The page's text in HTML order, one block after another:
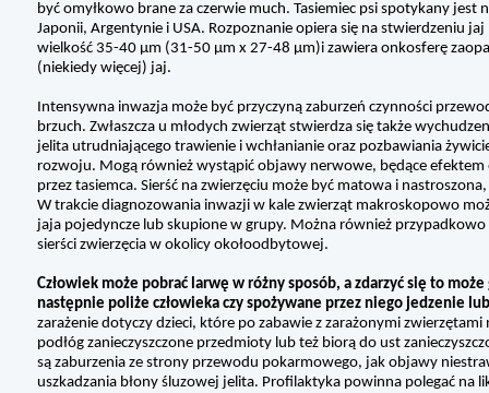
być omyłkowo brane za czerwie much. Tasiemiec psi spotykany
Japonii, Argentynie i USA. Rozpoznanie opiera się na stwierdzeniu
wielkość 35-40 µm (31-50 µm x 27-48 µm)i zawiera onkosferę
(niekiedy więcej) jaj.
Intensywna inwazja może być przyczyną zaburzeń czynności
brzuch. Zwłaszcza u młodych zwierząt stwierdza się także
jelita utrudniającego trawienie i wchłanianie oraz pozbawiania
rozwoju. Mogą również wystąpić objawy nerwowe, będące
przez tasiemca. Sierść na zwierzęciu może być matowa i
W trakcie diagnozowania inwazji w kale zwierząt makroskopowo
jaja pojedyncze lub skupione w grupy. Można również przypadkowo
sierści zwierzęcia w okolicy okołoodbytowej.
Człowiek może pobrać larwę w różny sposób, a zdarzyć się to
następnie poliże człowieka czy spożywane przez niego jedzenie
zarażenie dotyczy dzieci, które po zabawie z zarażonymi
podłóg zanieczyszczone przedmioty lub też biorą do ust
są zaburzenia ze strony przewodu pokarmowego, jak objawy
uszkadzania błony śluzowej jelita. Profilaktyka powinna polegać na